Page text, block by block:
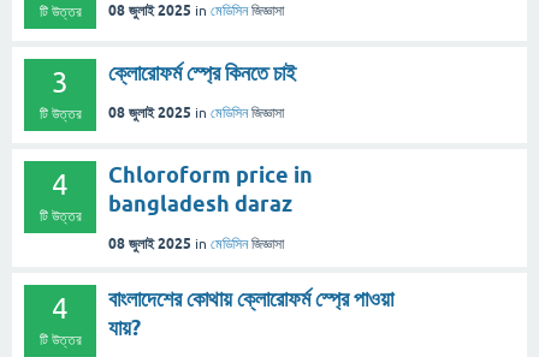
টি উত্তর 08 জুলাই 2025 in মেডিসিন জিজ্ঞাসা
3
টি উত্তর
ক্লোরোফর্ম স্প্রে কিনতে চাই
08 জুলাই 2025 in মেডিসিন জিজ্ঞাসা
4
টি উত্তর
Chloroform price in
bangladesh daraz
08 জুলাই 2025 in মেডিসিন জিজ্ঞাসা
4
টি উত্তর
বাংলাদেশের কোথায় ক্লোরোফর্ম স্প্রে পাওয়া
যায়?